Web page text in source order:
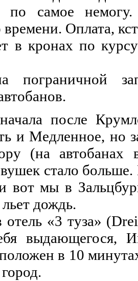
самое немогу.
времени. Оплата,
в кронах по
пограничной
после
и Медленное, но
(на
стало
вот мы в
дождь.
отель «3 туза»
выдающегося,
в 10